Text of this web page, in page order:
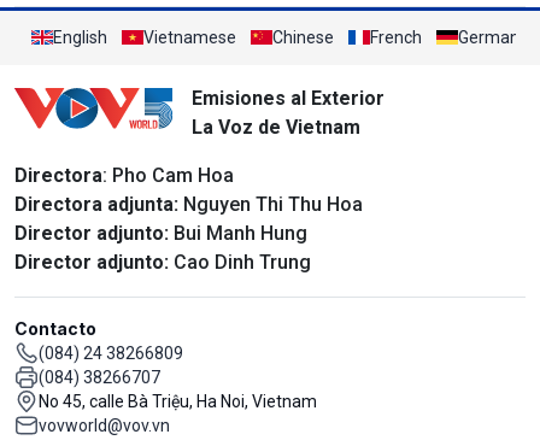
English Vietnamese Chinese French German
Emisiones al Exterior
La Voz de Vietnam
Directora: Pho Cam Hoa
Directora adjunta: Nguyen Thi Thu Hoa
Director adjunto: Bui Manh Hung
Director adjunto: Cao Dinh Trung
Contacto
(084) 24 38266809
(084) 38266707
No 45, calle Bà Triệu, Ha Noi, Vietnam
vovworld@vov.vn